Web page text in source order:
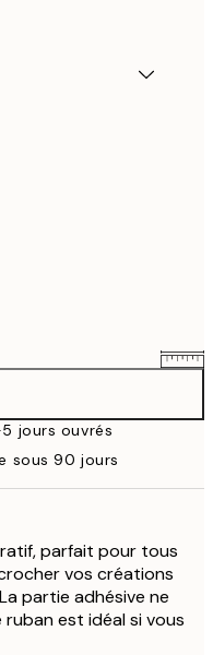
jours ouvrés
sous 90 jours
parfait pour tous
vos créations
partie adhésive ne
est idéal si vous